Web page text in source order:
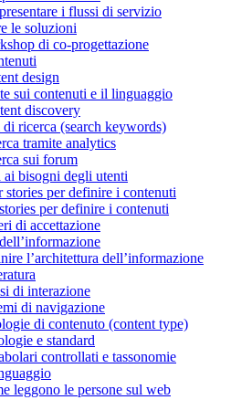
i flussi di servizio
le soluzioni
di co-progettazione
design
sui contenuti e il linguaggio
discovery
ricerca (search keywords)
tramite analytics
sui forum
bisogni degli utenti
stories per definire i contenuti
per definire i contenuti
di accettazione
l’architettura dell’informazione
di interazione
di navigazione
di contenuto (content type)
e standard
controllati e tassonomie
leggono le persone sul web